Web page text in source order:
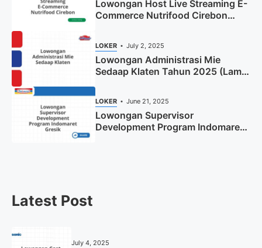
Lowongan Host Live Streaming E-
Commerce Nutrifood Cirebon
LOKER July 2, 2025
Lowongan Administrasi Mie
Sedaap Klaten Tahun 2025 (Lamar
LOKER June 21, 2025
Lowongan Supervisor
Development Program Indomaret
Latest Post
July 4, 2025